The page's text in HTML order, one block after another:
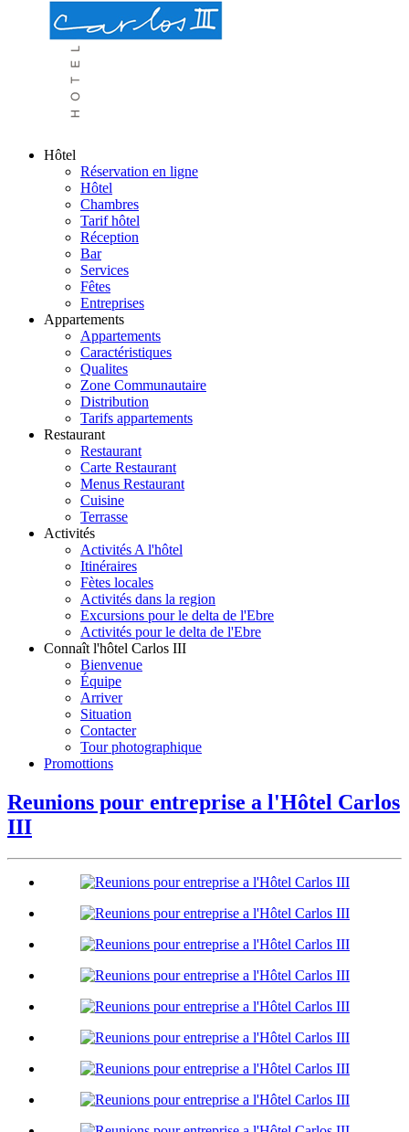
Hôtel
Réservation en ligne
Hôtel
Chambres
Tarif hôtel
Réception
Bar
Services
Fêtes
Entreprises
Appartements
Appartements
Caractéristiques
Qualites
Zone Communautaire
Distribution
Tarifs appartements
Restaurant
Restaurant
Carte Restaurant
Menus Restaurant
Cuisine
Terrasse
Activités
Activités A l'hôtel
Itinéraires
Fètes locales
Activités dans la region
Excursions pour le delta de l'Ebre
Activités pour le delta de l'Ebre
Connaît l'hôtel Carlos III
Bienvenue
Équipe
Arriver
Situation
Contacter
Tour photographique
Promottions
Reunions pour entreprise a l'Hôtel Carlos
III